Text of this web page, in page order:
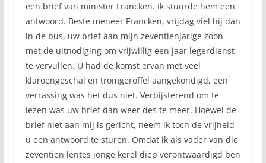
een brief van minister Francken. Ik stuurde hem een
antwoord. Beste meneer Francken, vrijdag viel hij dan
in de bus, uw brief aan mijn zeventienjarige zoon
met de uitnodiging om vrijwillig een jaar legerdienst
te vervullen. U had de komst ervan met veel
klaroengeschal en tromgeroffel aangekondigd, een
verrassing was het dus niet. Verbijsterend om te
lezen was uw brief dan weer des te meer. Hoewel de
brief niet aan mij is gericht, neem ik toch de vrijheid
u een antwoord te sturen. Omdat ik als vader van die
zeventien lentes jonge kerel diep verontwaardigd ben